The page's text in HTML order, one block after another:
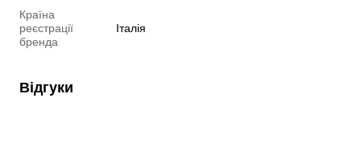
Країна
реєстрації
бренда
Італія
Відгуки